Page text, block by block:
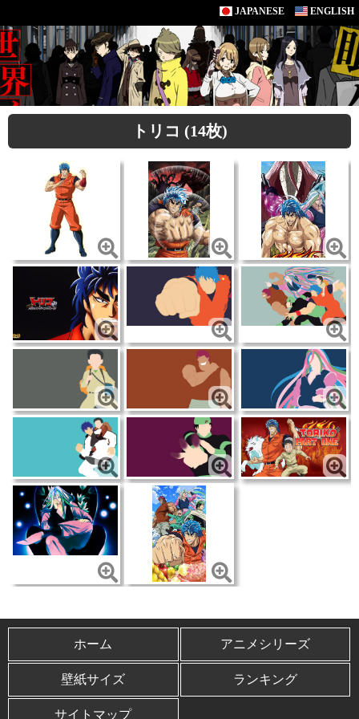
JAPANESE ENGLISH
トリコ (14枚)
ホーム アニメシリーズ
壁紙サイズ ランキング
サイトマップ